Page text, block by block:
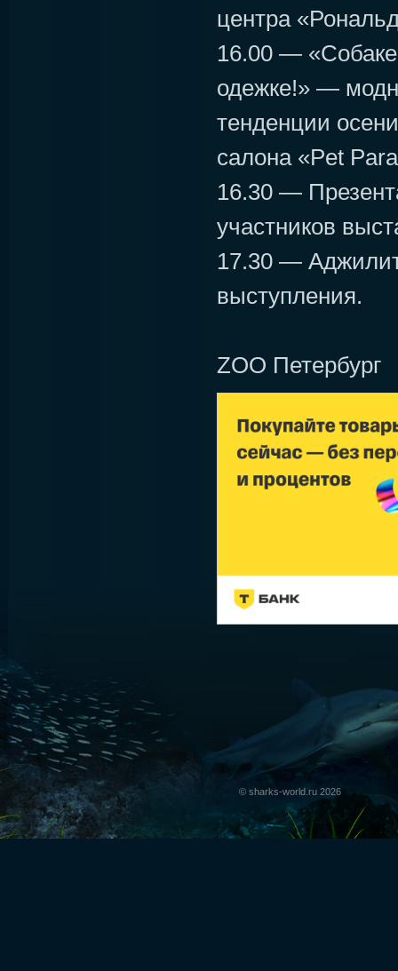
центра
16.00 —
одежке!» —
тенденции
салона «Pet
16.30 —
участников
17.30 —
выступления.
ZOO Петербург
© sharks-world.ru 2026